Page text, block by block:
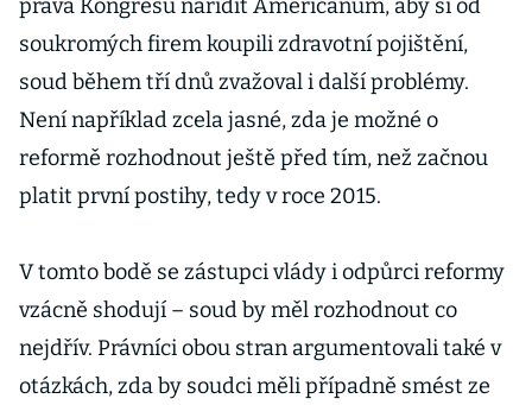
práva Kongresu nařídit Američanům, aby si od
soukromých firem koupili zdravotní pojištění,
soud během tří dnů zvažoval i další problémy.
Není například zcela jasné, zda je možné o
reformě rozhodnout ještě před tím, než začnou
platit první postihy, tedy v roce 2015.
V tomto bodě se zástupci vlády i odpůrci reformy
vzácně shodují – soud by měl rozhodnout co
nejdřív. Právníci obou stran argumentovali také v
otázkách, zda by soudci měli případně smést ze